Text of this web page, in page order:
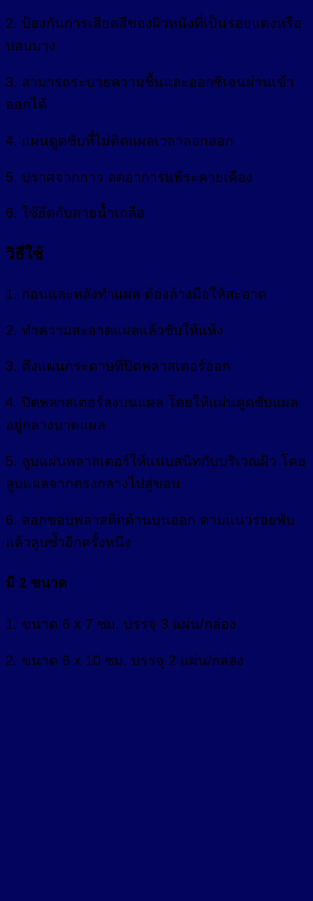
2. ป้องกันการเสียดสีของผิวหนังที่เป็นรอยแดงหรือ
บอบบาง
3. สามารถระบายความชื้นและออกซิเจนผ่านเข้า
ออกได้
4. แผ่นดูดซับที่ไม่ติดแผลเวลาลอกออก
5. ปราศจากกาว ลดอาการแพ้ระคายเคือง
6. ใช้ยึดกับสายน้ำเกลือ
วิธีใช้
1. ก่อนและหลังทำแผล ต้องล้างมือให้สะอาด
2. ทำความสะอาดแผลแล้วซับให้แห้ง
3. ดึงแผ่นกระดาษที่ปิดพลาสเตอร์ออก
4. ปิดพลาสเตอร์ลงบนแผล โดยให้แผ่นดูดซับแผล
อยู่กลางบาดแผล
5. ลูบแผ่นพลาสเตอร์ให้แนบสนิทกับบริเวณผิว โดย
ลูบแผลจากตรงกลางไปสู่ขอบ
6. ลอกขอบพลาสติกด้านบนออก ตามแนวรอยพับ
แล้วลูบซ้ำอีกครั้งหนึ่ง
มี 2 ขนาด
1. ขนาด 6 x 7 ซม. บรรจุ 3 แผ่น/กล่อง
2. ขนาด 6 x 10 ซม. บรรจุ 2 แผ่น/กล่อง